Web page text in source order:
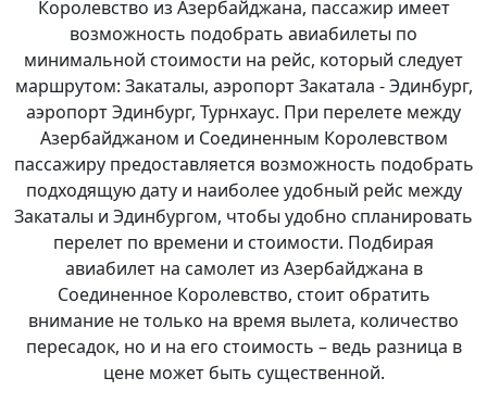
Королевство из Азербайджана, пассажир имеет
возможность подобрать авиабилеты по
минимальной стоимости на рейс, который следует
маршрутом: Закаталы, аэропорт Закатала - Эдинбург,
аэропорт Эдинбург, Турнхаус. При перелете между
Азербайджаном и Соединенным Королевством
пассажиру предоставляется возможность подобрать
подходящую дату и наиболее удобный рейс между
Закаталы и Эдинбургом, чтобы удобно спланировать
перелет по времени и стоимости. Подбирая
авиабилет на самолет из Азербайджана в
Соединенное Королевство, стоит обратить
внимание не только на время вылета, количество
пересадок, но и на его стоимость – ведь разница в
цене может быть существенной.